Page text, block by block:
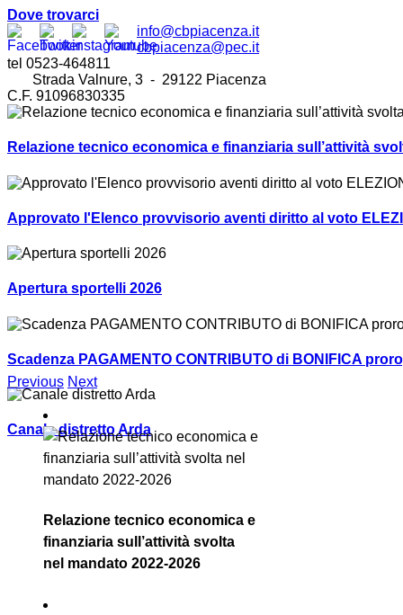
Dove trovarci
info@cbpiacenza.it
cbpiacenza@pec.it
tel 0523-464811
Strada Valnure, 3 - 29122 Piacenza
C.F. 91096830335
Relazione tecnico economica e finanziaria sull’attività
Approvato l'Elenco provvisorio aventi diritto al voto
Apertura sportelli 2026
Scadenza PAGAMENTO CONTRIBUTO di BONIFICA
Canale distretto Arda
Previous Next
Relazione tecnico economica e
finanziaria sull’attività svolta
nel mandato 2022-2026